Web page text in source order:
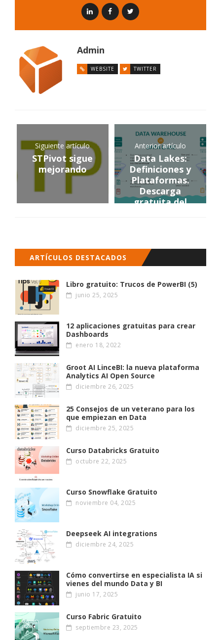
Admin
WEBSITE TWITTER
Siguiente artículo
STPivot sigue
mejorando
Anterior artículo
Data Lakes:
Definiciones y
Plataformas.
Descarga
gratuita del
ARTÍCULOS DESTACADOS
Libro gratuito: Trucos de PowerBI (5)
junio 25, 2025
12 aplicaciones gratuitas para crear
Dashboards
enero 18, 2022
Groot AI LinceBI: la nueva plataforma
Analytics AI Open Source
diciembre 26, 2025
25 Consejos de un veterano para los
que empiezan en Data
diciembre 25, 2025
Curso Databricks Gratuito
octubre 22, 2025
Curso Snowflake Gratuito
noviembre 04, 2025
Deepseek AI integrations
diciembre 24, 2025
Cómo convertirse en especialista IA si
vienes del mundo Data y BI
junio 17, 2025
Curso Fabric Gratuito
septiembre 23, 2025